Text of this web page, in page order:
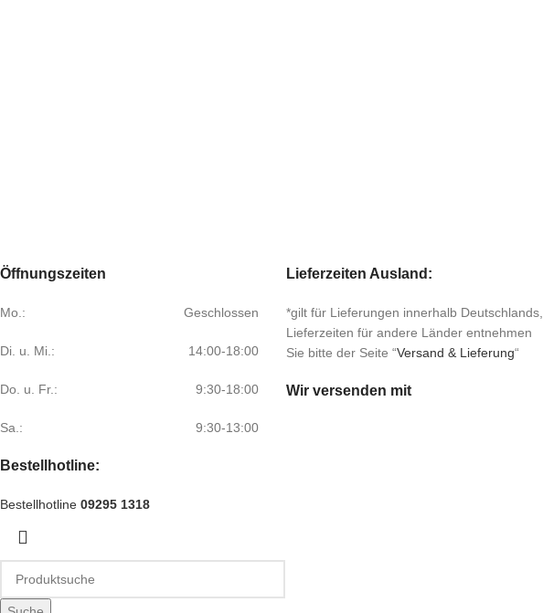
Öffnungszeiten
Mo.: Geschlossen
Di. u. Mi.: 14:00-18:00
Do. u. Fr.: 9:30-18:00
Sa.: 9:30-13:00
Bestellhotline:
Bestellhotline 09295 1318
Lieferzeiten Ausland:
*gilt für Lieferungen innerhalb Deutschlands,
Lieferzeiten für andere Länder entnehmen
Sie bitte der Seite “Versand & Lieferung“
Wir versenden mit